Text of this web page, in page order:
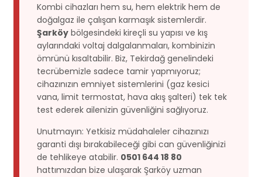
Kombi cihazları hem su, hem elektrik hem de
doğalgaz ile çalışan karmaşık sistemlerdir.
Şarköy bölgesindeki kireçli su yapısı ve kış
aylarındaki voltaj dalgalanmaları, kombinizin
ömrünü kısaltabilir. Biz, Tekirdağ genelindeki
tecrübemizle sadece tamir yapmıyoruz;
cihazınızın emniyet sistemlerini (gaz kesici
vana, limit termostat, hava akış şalteri) tek tek
test ederek ailenizin güvenliğini sağlıyoruz.
Unutmayın: Yetkisiz müdahaleler cihazınızı
garanti dışı bırakabileceği gibi can güvenliğinizi
de tehlikeye atabilir. 0501 644 18 80
hattımızdan bize ulaşarak Şarköy uzman